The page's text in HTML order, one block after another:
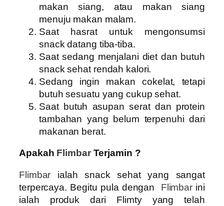
makan siang, atau makan siang
menuju makan malam.
Saat hasrat untuk mengonsumsi
snack datang tiba-tiba.
Saat sedang menjalani diet dan butuh
snack sehat rendah kalori.
Sedang ingin makan cokelat, tetapi
butuh sesuatu yang cukup sehat.
Saat butuh asupan serat dan protein
tambahan yang belum terpenuhi dari
makanan berat.
Apakah FlimbarTerjamin ?
Flimbar ialah snack sehat yang sangat
terpercaya. Begitu pula dengan Flimbar ini
ialah produk dari Flimty yang telah